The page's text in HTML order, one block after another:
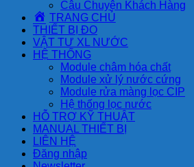
Câu Chuyện Khách Hàng
TRANG CHỦ
THIẾT BỊ ĐO
VẬT TƯ XL NƯỚC
HỆ THỐNG
Module châm hóa chất
Module xử lý nước cứng
Module rửa màng lọc CIP
Hệ thống lọc nước
HỖ TRỢ KỸ THUẬT
MANUAL THIẾT BỊ
LIÊN HỆ
Đăng nhập